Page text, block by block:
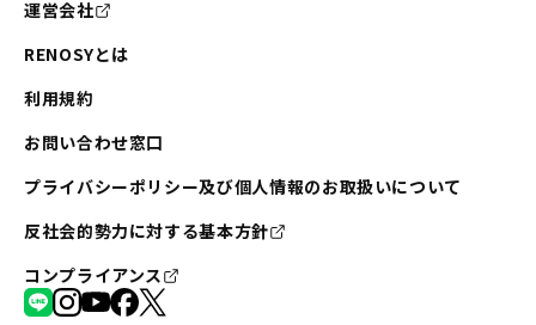
運営会社
RENOSYとは
利用規約
お問い合わせ窓口
プライバシーポリシー及び個人情報のお取扱いについて
反社会的勢力に対する基本方針
コンプライアンス